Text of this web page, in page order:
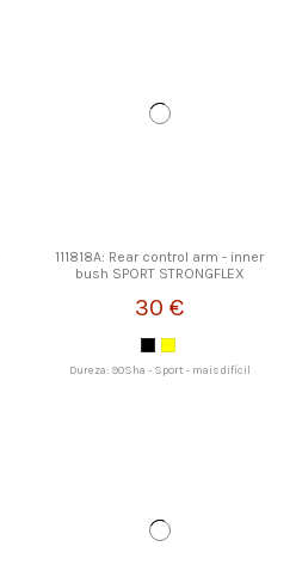
111818A: Rear control arm - inner
bush SPORT STRONGFLEX
30 €
Dureza: 90Sha - Sport - mais difícil